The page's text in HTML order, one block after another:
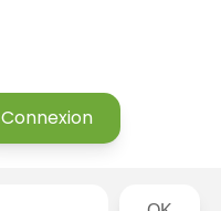
Connexion
Rechercher